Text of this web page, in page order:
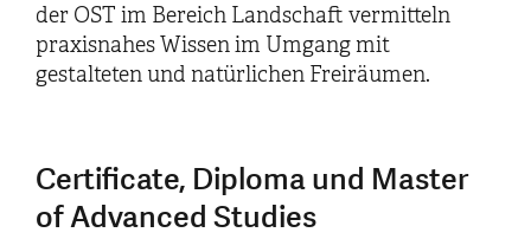
der OST im Bereich Landschaft vermitteln
praxisnahes Wissen im Umgang mit
gestalteten und natürlichen Freiräumen.
Certificate, Diploma und Master
of Advanced Studies